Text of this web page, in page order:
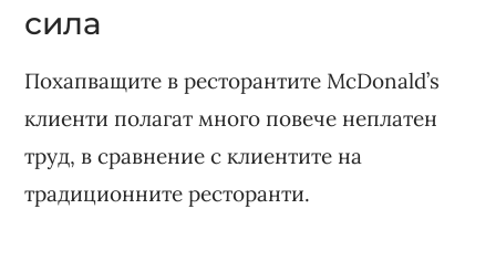
сила
Похапващите в ресторантите McDonald’s
клиенти полагат много повече неплатен
труд, в сравнение с клиентите на
традиционните ресторанти.